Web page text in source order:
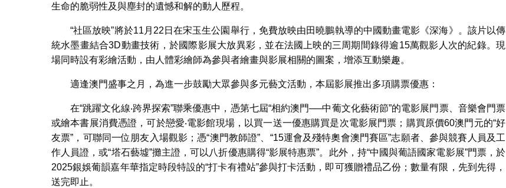
生命的脆弱性及與塵封的遺憾和解的動人歷程。
“社區放映”將於11月22日在宋玉生公園舉行，免費放映由田曉鵬執導的中國動畫電影《深海》。該片以傳
統水墨畫結合3D動畫技術，於國際影展大放異彩，並在法國上映的三周期間錄得逾15萬觀影人次的紀錄。現
場同時設有彩繪活動，由人體彩繪師為參與者繪畫與影展相關的圖案，增添互動樂趣。
適逢澳門盛事之月，為進一步鼓勵大眾參與多元藝文活動，本屆影展推出多項購票優惠：
在“跳躍文化線‧跨界探索”聯乘優惠中，憑第七屆“相約澳門──中葡文化藝術節”的電影展門票、音樂會門票
或繪本書展消費憑證，可於戀愛‧電影館現場，以買一送一優惠購買是次電影展門票；購買原價60澳門元的“好
友票”，可聯同一位朋友入場觀影；憑“澳門教師證”、“15運會及殘特奧會澳門賽區”志願者、參與競賽人員及工
作人員證，或“塔石藝墟”攤主證，可以八折優惠購得“影展特惠票”。此外，持“中國與葡語國家電影展”門票，於
2025銀娛葡韻嘉年華指定時段特設的“打卡有禮站”參與打卡活動，即可獲贈禮品乙份；數量有限，先到先得，
送完即止。